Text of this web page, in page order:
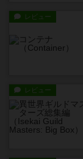
レビュー
レビュー